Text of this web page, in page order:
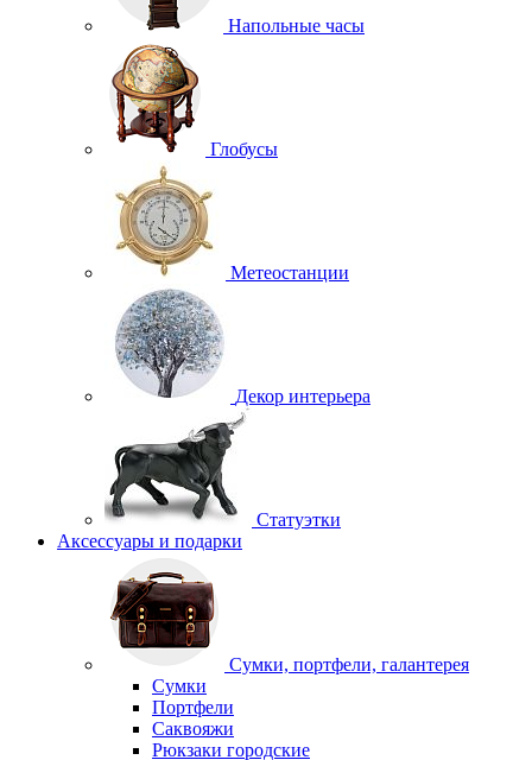
Напольные часы
Глобусы
Метеостанции
Декор интерьера
Статуэтки
Аксессуары и подарки
Сумки, портфели, галантерея
Сумки
Портфели
Саквояжи
Рюкзаки городские